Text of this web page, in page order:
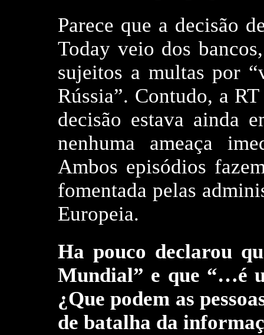
Parece que a decisão
Today veio dos
sujeitos a multas por
Rússia”. Contudo, a
decisão estava ainda
nenhuma ameaça
Ambos episódios
fomentada pelas
Europeia.
Ha pouco declarou
Mundial” e que “…é
¿Que podem as
de batalha da